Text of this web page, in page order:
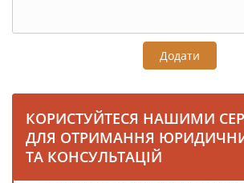
Додати
КОРИСТУЙТЕСЯ НАШИМИ
ДЛЯ ОТРИМАННЯ
ТА КОНСУЛЬТАЦІЙ